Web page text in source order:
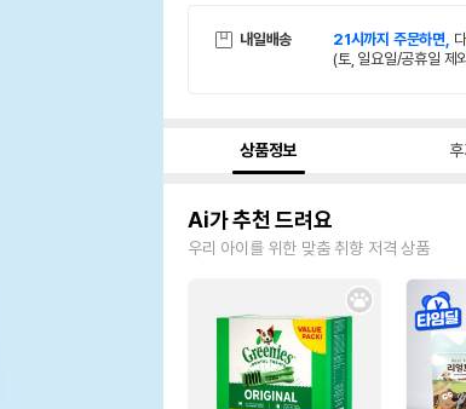
내일배송 21시까지 주문하면,
(토, 일요일/공휴일 제
상품정보 후
Ai가 추천 드려요
우리 아이를 위한 맞춤 취향 저격 상품